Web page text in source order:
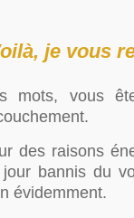
je vous
mots, vous
des raisons
bannis du
évidemment.